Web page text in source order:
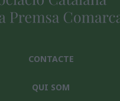
CONTACTE
QUI SOM